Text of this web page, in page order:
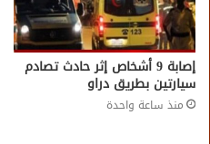
إصابة 9 أشخاص إثر حادث تصادم
سيارتين بطريق دراو
منذ ساعة واحدة